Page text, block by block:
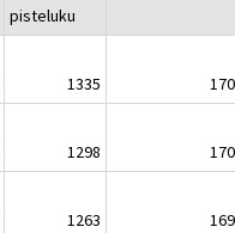
pisteluku
1335
1298
1263